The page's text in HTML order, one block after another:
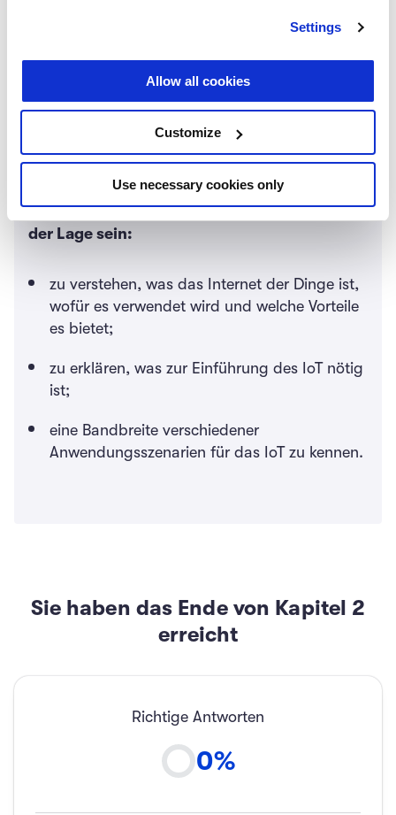
Settings
Allow all cookies
Customize
Use necessary cookies only
von IoT-System-Designern und -Entwicklern
Zusammenfassung
Nach Abschluss von Kapitel 2 sollten Sie in
der Lage sein:
zu verstehen, was das Internet der Dinge ist,
wofür es verwendet wird und welche Vorteile
es bietet;
zu erklären, was zur Einführung des IoT nötig
ist;
eine Bandbreite verschiedener
Anwendungsszenarien für das IoT zu kennen.
Sie haben das Ende von Kapitel 2
erreicht
Richtige Antworten
0%